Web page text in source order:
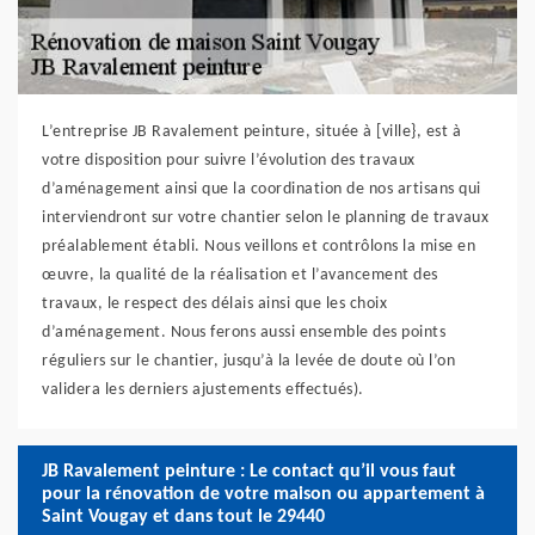
L’entreprise JB Ravalement peinture, située à [ville}, est à
votre disposition pour suivre l’évolution des travaux
d’aménagement ainsi que la coordination de nos artisans qui
interviendront sur votre chantier selon le planning de travaux
préalablement établi. Nous veillons et contrôlons la mise en
œuvre, la qualité de la réalisation et l’avancement des
travaux, le respect des délais ainsi que les choix
d’aménagement. Nous ferons aussi ensemble des points
réguliers sur le chantier, jusqu’à la levée de doute où l’on
validera les derniers ajustements effectués).
JB Ravalement peinture : Le contact qu’il vous faut
pour la rénovation de votre maison ou appartement à
Saint Vougay et dans tout le 29440